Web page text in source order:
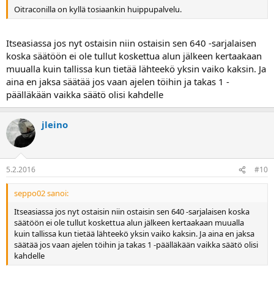
Oitraconilla on kyllä tosiaankin huippupalvelu.
Itseasiassa jos nyt ostaisin niin ostaisin sen 640 -sarjalaisen
koska säätöön ei ole tullut koskettua alun jälkeen kertaakaan
muualla kuin tallissa kun tietää lähteekö yksin vaiko kaksin. Ja
aina en jaksa säätää jos vaan ajelen töihin ja takas 1 -
päälläkään vaikka säätö olisi kahdelle
jleino
5.2.2016 #10
seppo02 sanoi:
Itseasiassa jos nyt ostaisin niin ostaisin sen 640 -sarjalaisen koska
säätöön ei ole tullut koskettua alun jälkeen kertaakaan muualla
kuin tallissa kun tietää lähteekö yksin vaiko kaksin. Ja aina en jaksa
säätää jos vaan ajelen töihin ja takas 1 -päälläkään vaikka säätö olisi
kahdelle